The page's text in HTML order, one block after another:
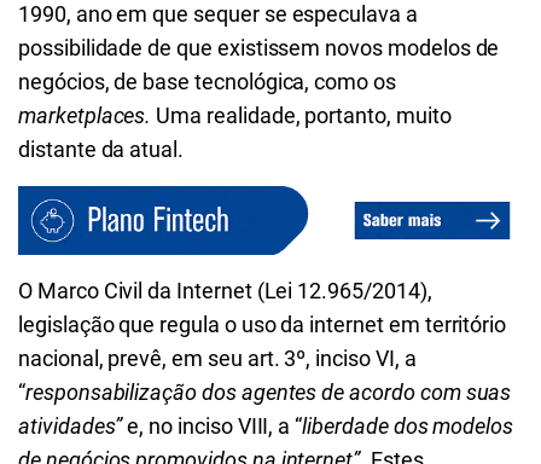
1990, ano em que sequer se especulava a
possibilidade de que existissem novos modelos de
negócios, de base tecnológica, como os
marketplaces. Uma realidade, portanto, muito
distante da atual.
O Marco Civil da Internet (Lei 12.965/2014),
legislação que regula o uso da internet em território
nacional, prevê, em seu art. 3º, inciso VI, a
“responsabilização dos agentes de acordo com suas
atividades”e, no inciso VIII, a “liberdade dos modelos